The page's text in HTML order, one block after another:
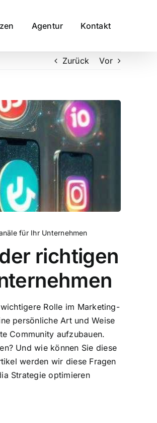
Agentur Kontakt
Zurück Vor
für Ihr Unternehmen
richtigen
Rolle im Marketing-
persönliche Art und Weise
Community aufzubauen.
Und wie können Sie diese
werden wir diese Fragen
Strategie optimieren